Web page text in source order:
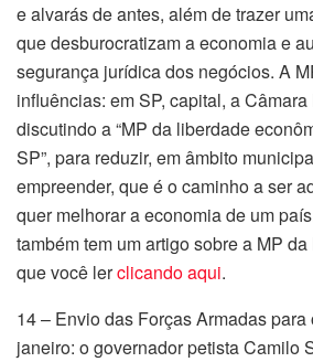
e alvarás de antes, além de trazer
que desburocratizam a economia e
segurança jurídica dos negócios. A
influências: em SP, capital, a
discutindo a “MP da liberdade
SP”, para reduzir, em âmbito
empreender, que é o caminho a ser
quer melhorar a economia de um
também tem um artigo sobre a MP
que você lerclicando aqui.
14 – Envio das Forças Armadas para
janeiro: o governador petista Camilo